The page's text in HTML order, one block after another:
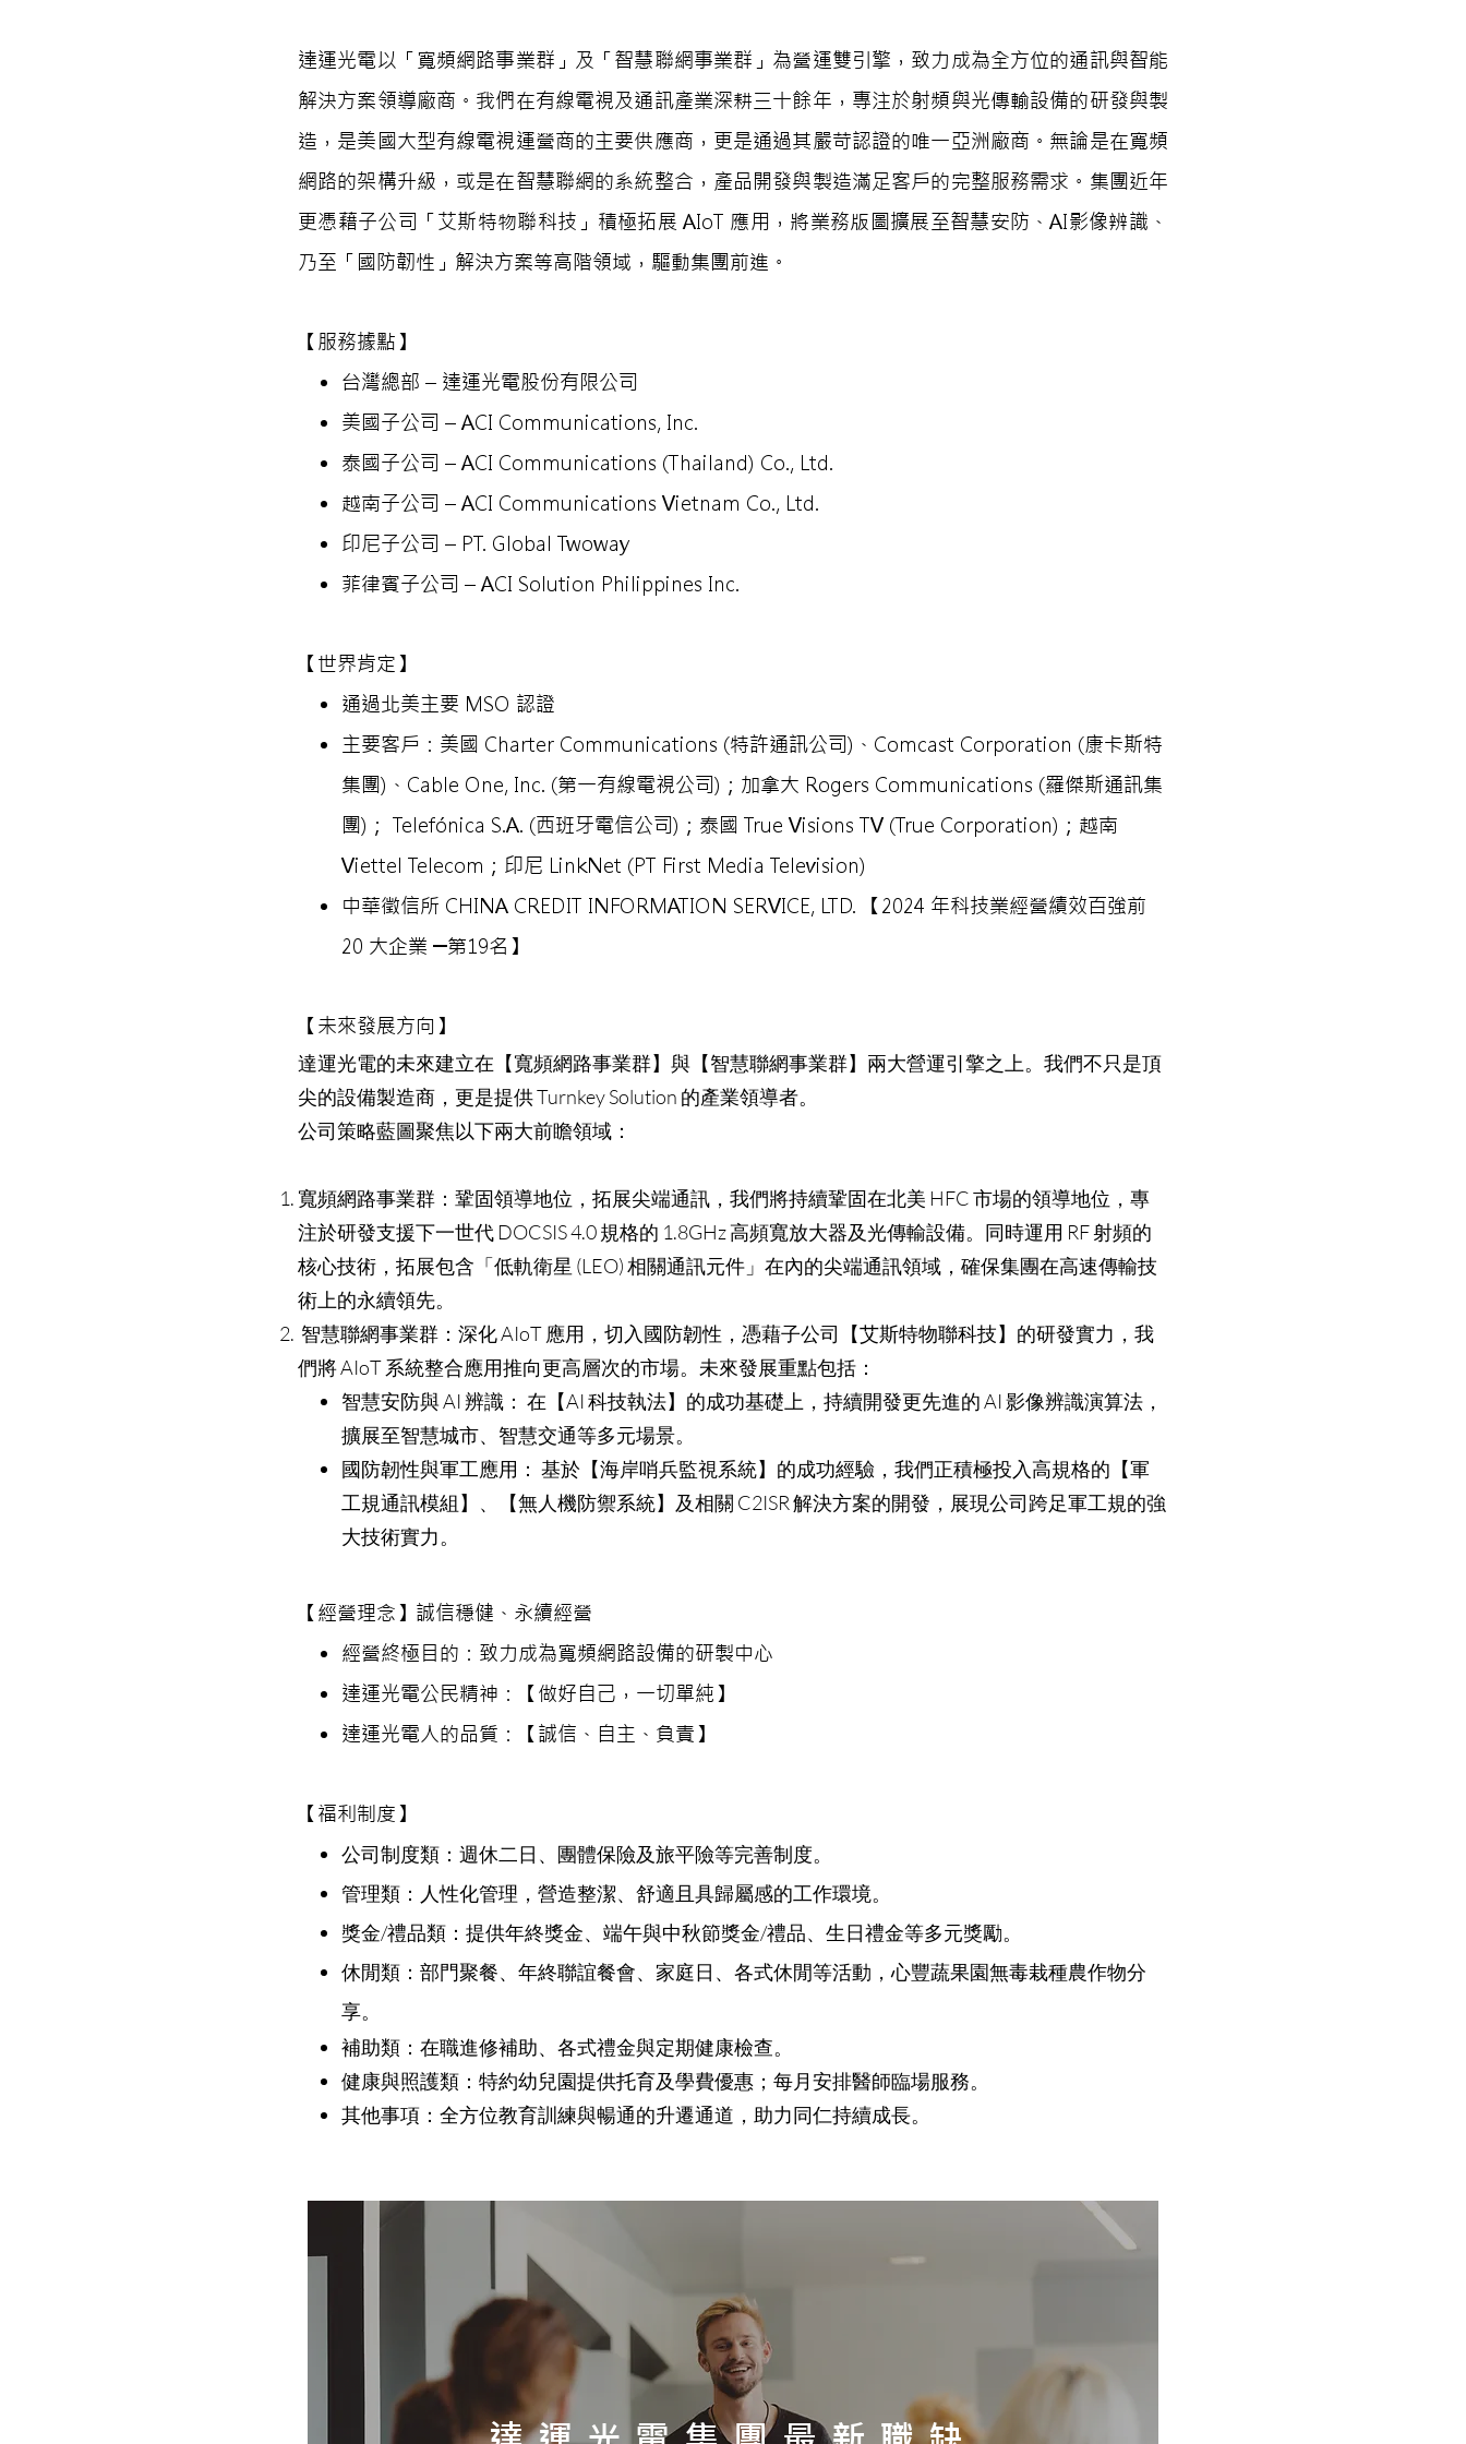
達運光電以「寬頻網路事業群」及「智慧聯網事業群」為營運雙引擎，致力成為全方位的通訊與智能
解決方案領導廠商。我們在有線電視及通訊產業深耕三十餘年，專注於射頻與光傳輸設備的研發與製
造，是美國大型有線電視運營商的主要供應商，更是通過其嚴苛認證的唯一亞洲廠商。無論是在寬頻
網路的架構升級，或是在智慧聯網的系統整合，產品開發與製造滿足客戶的完整服務需求。集團近年
更憑藉子公司「艾斯特物聯科技」積極拓展 AIoT 應用，將業務版圖擴展至智慧安防、AI影像辨識、
乃至「國防韌性」解決方案等高階領域，驅動集團前進。
【服務據點】
台灣總部 – 達運光電股份有限公司
美國子公司 – ACI Communications, Inc.
泰國子公司 – ACI Communications (Thailand) Co., Ltd.
越南子公司 – ACI Communications Vietnam Co., Ltd.
印尼子公司 – PT. Global Twoway
菲律賓子公司 – ACI Solution Philippines Inc.
【世界肯定】
通過北美主要 MSO 認證
主要客戶：美國 Charter Communications (特許通訊公司)、Comcast Corporation (康卡斯特
集團)、Cable One, Inc. (第一有線電視公司)；加拿大 Rogers Communications (羅傑斯通訊集
團)； Telefónica S.A. (西班牙電信公司)；泰國 True Visions TV (True Corporation)；越南
Viettel Telecom；印尼 LinkNet (PT First Media Television)
中華徵信所 CHINA CREDIT INFORMATION SERVICE, LTD. 【2024 年科技業經營績效百強前
20 大企業 ─第19名】
【未來發展方向】
達運光電的未來建立在【寬頻網路事業群】與【智慧聯網事業群】兩大營運引擎之上。我們不只是頂
尖的設備製造商，更是提供 Turnkey Solution 的產業領導者。
公司策略藍圖聚焦以下兩大前瞻領域：
寬頻網路事業群：鞏固領導地位，拓展尖端通訊，我們將持續鞏固在北美 HFC 市場的領導地位，專
注於研發支援下一世代 DOCSIS 4.0 規格的 1.8GHz 高頻寬放大器及光傳輸設備。同時運用 RF 射頻的
核心技術，拓展包含「低軌衛星 (LEO) 相關通訊元件」在內的尖端通訊領域，確保集團在高速傳輸技
術上的永續領先。
智慧聯網事業群：深化 AIoT 應用，切入國防韌性，憑藉子公司【艾斯特物聯科技】的研發實力，我
們將 AIoT 系統整合應用推向更高層次的市場。未來發展重點包括：
智慧安防與 AI 辨識： 在【AI 科技執法】的成功基礎上，持續開發更先進的 AI 影像辨識演算法，
擴展至智慧城市、智慧交通等多元場景。
國防韌性與軍工應用： 基於【海岸哨兵監視系統】的成功經驗，我們正積極投入高規格的【軍
工規通訊模組】、【無人機防禦系統】及相關 C2ISR 解決方案的開發，展現公司跨足軍工規的強
大技術實力。
【經營理念】誠信穩健、永續經營
經營終極目的：致力成為寬頻網路設備的研製中心
達運光電公民精神：【做好自己，一切單純】
達運光電人的品質：【誠信、自主、負責】
【福利制度】
公司制度類：週休二日、團體保險及旅平險等完善制度。
管理類：人性化管理，營造整潔、舒適且具歸屬感的工作環境。
獎金/禮品類：提供年終獎金、端午與中秋節獎金/禮品、生日禮金等多元獎勵。
休閒類：部門聚餐、年終聯誼餐會、家庭日、各式休閒等活動，心豐蔬果園無毒栽種農作物分
享。
補助類：在職進修補助、各式禮金與定期健康檢查。
健康與照護類：特約幼兒園提供托育及學費優惠；每月安排醫師臨場服務。
其他事項：全方位教育訓練與暢通的升遷通道，助力同仁持續成長。